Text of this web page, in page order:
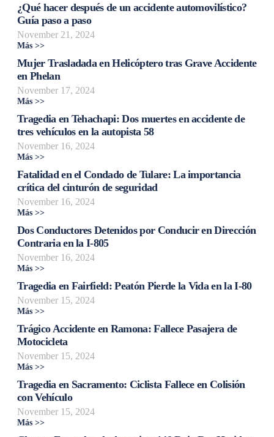
¿Qué hacer después de un accidente automovilístico?
Guía paso a paso
November 21, 2024
Más >>
Mujer Trasladada en Helicóptero tras Grave Accidente
en Phelan
November 17, 2024
Más >>
Tragedia en Tehachapi: Dos muertes en accidente de
tres vehículos en la autopista 58
November 16, 2024
Más >>
Fatalidad en el Condado de Tulare: La importancia
crítica del cinturón de seguridad
November 16, 2024
Más >>
Dos Conductores Detenidos por Conducir en Dirección
Contraria en la I-805
November 16, 2024
Más >>
Tragedia en Fairfield: Peatón Pierde la Vida en la I-80
November 15, 2024
Más >>
Trágico Accidente en Ramona: Fallece Pasajera de
Motocicleta
November 15, 2024
Más >>
Tragedia en Sacramento: Ciclista Fallece en Colisión
con Vehículo
November 15, 2024
Más >>